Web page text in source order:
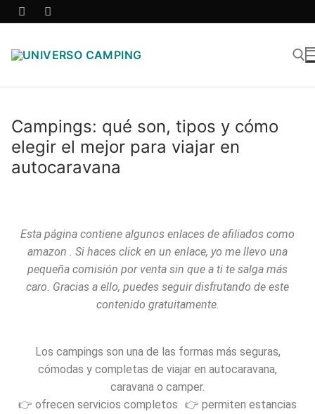
Campings: qué son, tipos y cómo
elegir el mejor para viajar en
autocaravana
Esta página contiene algunos enlaces de afiliados como
amazon . Si haces click en un enlace, yo me llevo una
pequeña comisión por venta sin que a ti te salga más
caro. Gracias a ello, puedes seguir disfrutando de este
contenido gratuitamente.
Los campings son una de las formas más seguras,
cómodas y completas de viajar en autocaravana,
caravana o camper.
👉 ofrecen servicios completos 👉 permiten estancias